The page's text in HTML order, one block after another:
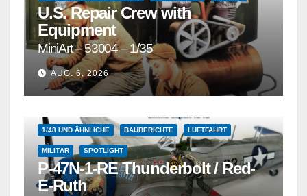
U.S. Repair Crew with
Equipment
MiniArt – 53004 – 1/35
AUG. 6, 2026
1/48 UND ÄHNLICHE BAUBERICHTE LUFTFAHRT
MILITÄR SPOTLIGHT
P-47N-1-RE Thunderbolt / Red-
E-Ruth